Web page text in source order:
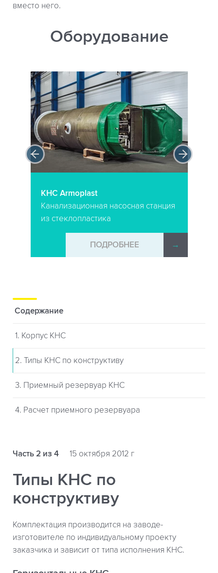
вместо него.
Оборудование
КНС Armoplast
Канализационная насосная станция
из стеклопластика
ПОДРОБНЕЕ →
Содержание
1. Корпус КНС
2. Типы КНС по конструктиву
3. Приемный резервуар КНС
4. Расчет приемного резервуара
Часть 2 из 4 15 октября 2012 г
Типы КНС по
конструктиву
Комплектация производится на заводе-
изготовителе по индивидуальному проекту
заказчика и зависит от типа исполнения КНС.